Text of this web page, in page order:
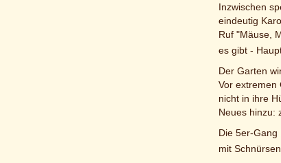
Inzwischen
eindeutig
Ruf "Mäuse,
es gibt -
Der Garten
Vor extremen
nicht in ihre
Neues hinzu:
Die 5er-Gang
mit